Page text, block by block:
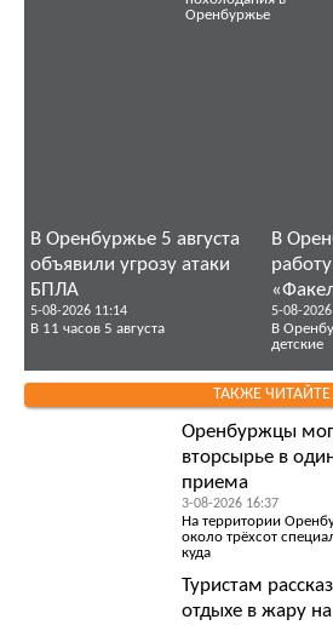
Оренбуржье
В Оренбуржье 5 августа
объявили угрозу атаки
БПЛА
5-08-2026 11:14
В 11 часов 5 августа
В
5-08-
В
детские
ТАКЖЕ ЧИТАЙТЕ
Оренбуржцы
вторсырье в
приема
3-08-2026 16:37
На территории
около трёхсот
куда
Туристам
отдыхе в жару